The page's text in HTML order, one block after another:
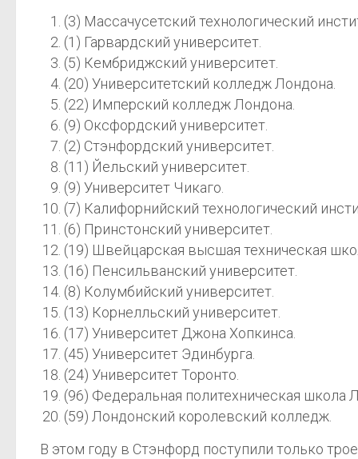
(3) Массачусетский технологический
(1) Гарвардский университет.
(5) Кембриджский университет.
(20) Университетский колледж Лондона.
(22) Имперский колледж Лондона.
(9) Оксфордский университет.
(2) Стэнфордский университет.
(11) Йельский университет.
(9) Университет Чикаго.
(7) Калифорнийский технологический
(6) Принстонский университет.
(19) Швейцарская высшая техническая
(16) Пенсильванский университет.
(8) Колумбийский университет.
(13) Корнелльский университет.
(17) Университет Джона Хопкинса.
(45) Университет Эдинбурга.
(24) Университет Торонто.
(96) Федеральная политехническая школа
(59) Лондонский королевский колледж.
В этом году в Стэнфорд поступили только